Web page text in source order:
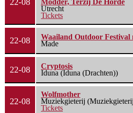
22-08
Modder, Terzij De Horde
Utrecht
Tickets
22-08
Waailand Outdoor Festival
Made
22-08
Cryptosis
Iduna (Iduna (Drachten))
22-08
Wolfmother
Muziekgieterij
Tickets